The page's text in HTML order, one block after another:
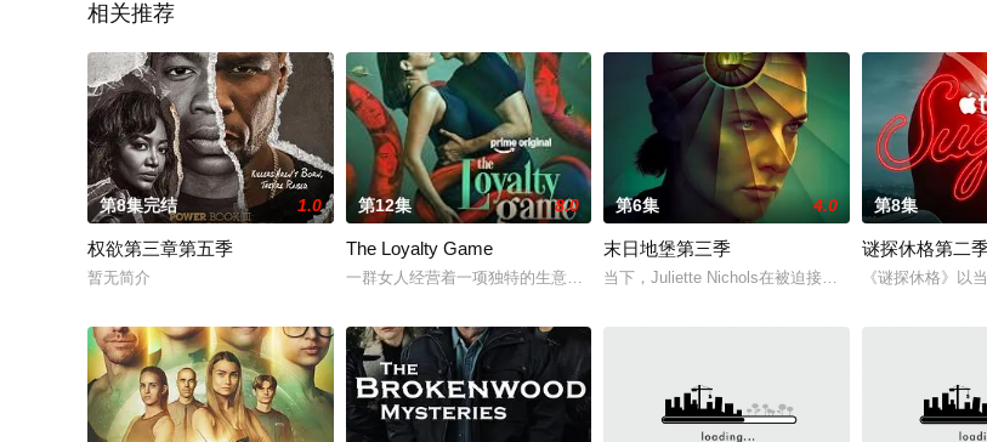
相关推荐
第8集完结 1.0
权欲第三章第五季
暂无简介
第12集 8.0
The Loyalty Game
一群女人经营着一项独特的生意：引诱男人暴露他们的不忠行为。她们最新的客户安娜与
第6集 4.0
末日地堡第三季
当下，Juliette Nichols在被迫接受“净化”后幸存下来，
第8集
谜探休格第二
《谜探休格》以